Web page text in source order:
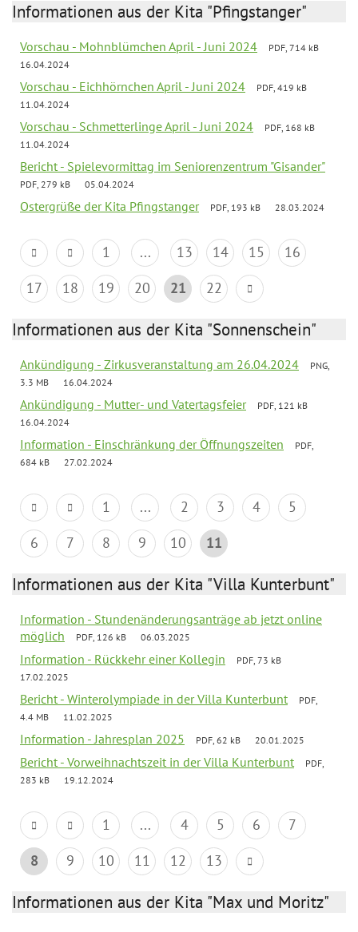
Informationen aus der Kita "Pfingstanger"
Vorschau - Mohnblümchen April - Juni 2024
PDF, 714 kB
16.04.2024
Vorschau - Eichhörnchen April - Juni 2024
PDF, 419 kB
11.04.2024
Vorschau - Schmetterlinge April - Juni 2024
PDF, 168 kB
11.04.2024
Bericht - Spielevormittag im Seniorenzentrum "Gisander"
PDF, 279 kB 05.04.2024
Ostergrüße der Kita Pfingstanger PDF, 193 kB 28.03.2024
1 ... 13 14 15
16
17
18 19 20 21 22
Informationen aus der Kita "Sonnenschein"
Ankündigung - Zirkusveranstaltung am 26.04.2024
PNG,
3.3 MB
16.04.2024
Ankündigung - Mutter- und Vatertagsfeier
PDF, 121 kB
16.04.2024
Information - Einschränkung der Öffnungszeiten
PDF,
684 kB
27.02.2024
1 ... 2 3 4
5
6
7 8 9 10 11
Informationen aus der Kita "Villa Kunterbunt"
Information - Stundenänderungsanträge ab jetzt online
möglich
PDF, 126 kB 06.03.2025
Information - Rückkehr einer Kollegin
PDF, 73 kB
17.02.2025
Bericht - Winterolympiade in der Villa Kunterbunt
PDF,
4.4 MB
11.02.2025
Information - Jahresplan 2025 PDF, 62 kB 20.01.2025
Bericht - Vorweihnachtszeit in der Villa Kunterbunt
PDF,
283 kB
19.12.2024
1 ... 4 5 6
7
8
9 10 11 12 13
Informationen aus der Kita "Max und Moritz"